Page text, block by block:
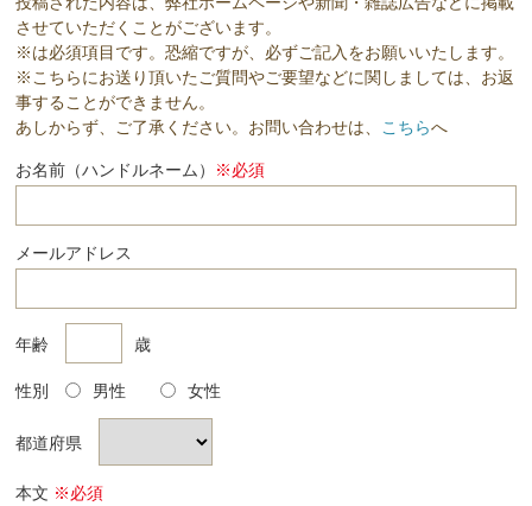
させていただくことがございます。
※は必須項目です。恐縮ですが、必ずご記入をお願いいたします。
※こちらにお送り頂いたご質問やご要望などに関しましては、お返
事することができません。
あしからず、ご了承ください。お問い合わせは、 こちらへ
お名前（ハンドルネーム） ※必須
メールアドレス
年齢 歳
性別 男性 女性
都道府県
本文 ※必須